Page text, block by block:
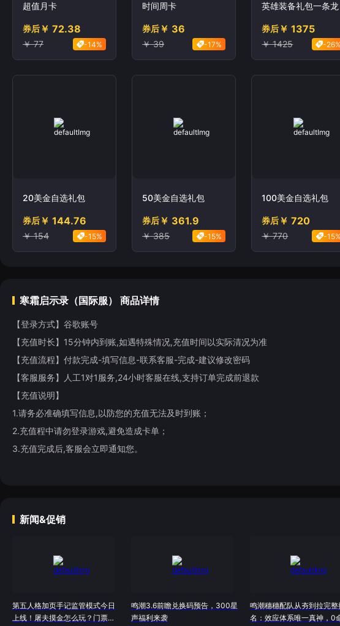
超值月卡
券后￥ 72.38
￥ 77 -14%
时间周卡
券后￥ 36
￥ 39 -17%
英雄装备礼包一条
券后￥ 1375
￥ 1425 -26%
20美金自选礼包
券后￥ 144.76
￥ 154 -15%
50美金自选礼包
券后￥ 361.9
￥ 385 -15%
100美金自选礼包
券后￥ 720
￥ 770 -15%
寒霜启示录（国际服） 商品详情
【登录方式】谷歌账号
【充值时长】15分钟内到账,如遇特殊情况,充值时间以实际清况为准
【充值流程】付款完成-填写信息-联系客服-完成-建议修改密码
【客服服务】人工1对1服务,24小时客服在线,支持订单完成前退款
【充值说明】
1.请务必准确填写信息,以防您的充值无法及时到账；
2.充值程中请勿登录游戏,避免造成卡单；
3.充值完成后,客服会立即通知您。
新闻&促销
第五人格加页手记监管模式今日
上线！屠夫摸金怎么玩？门票机
鸣潮3.6前瞻兑换码预告，300星
声福利来袭
鸣潮穗穗配队从夯到拉完整
名：效应体系唯一真神，0